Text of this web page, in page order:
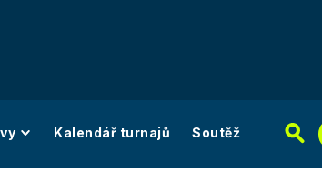
Kalendář turnajů Soutěž